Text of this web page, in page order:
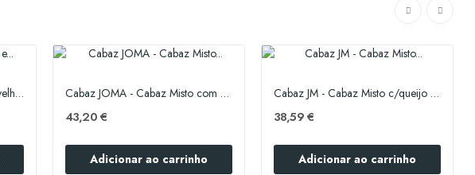
Queijo de Cabra Serrana e Ovelha Bordaleira Cabaz JOMA - Cabaz Misto com Mel e Azeite
43,20 €
Adicionar ao carrinho
Cabaz JM - Cabaz Misto c/queijo Mistura
38,59 €
Adicionar ao carrinho